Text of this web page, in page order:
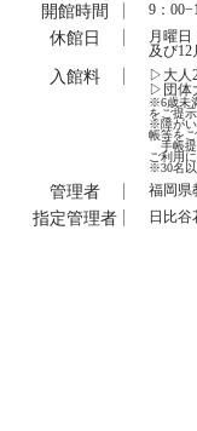
開館時間 9：
休館日 月曜日
及び12
入館料 ▷大人
▷団体
※6歳未
をご提
※障がい
帳等を
手帳提
ご利用
※30名以
管理者 福岡県
指定管理者 日比谷